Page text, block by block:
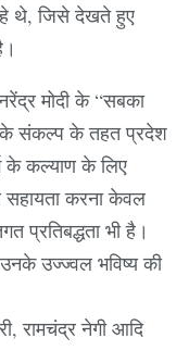
थे, जिसे देखते हुए
मोदी के “सबका
के संकल्प के तहत प्रदेश
के कल्याण के लिए
सहायता करना केवल
प्रतिबद्धता भी है।
उज्ज्वल भविष्य की
रामचंद्र नेगी आदि